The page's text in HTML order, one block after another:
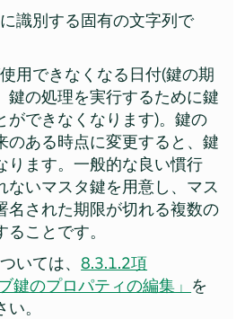
識別する固有の文字列で
用できなくなる日付(鍵の期
鍵の処理を実行するために鍵
ができなくなります)。鍵の
のある時点に変更すると、鍵
ります。一般的な良い慣行
ないマスタ鍵を用意し、マス
名された期限が切れる複数の
ことです。
いては、8.3.1.2項
鍵のプロパティの編集」 を
。